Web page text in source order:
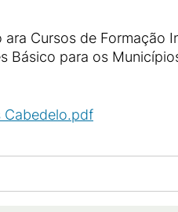
Cursos de Formação
para os
Cabedelo.pdf